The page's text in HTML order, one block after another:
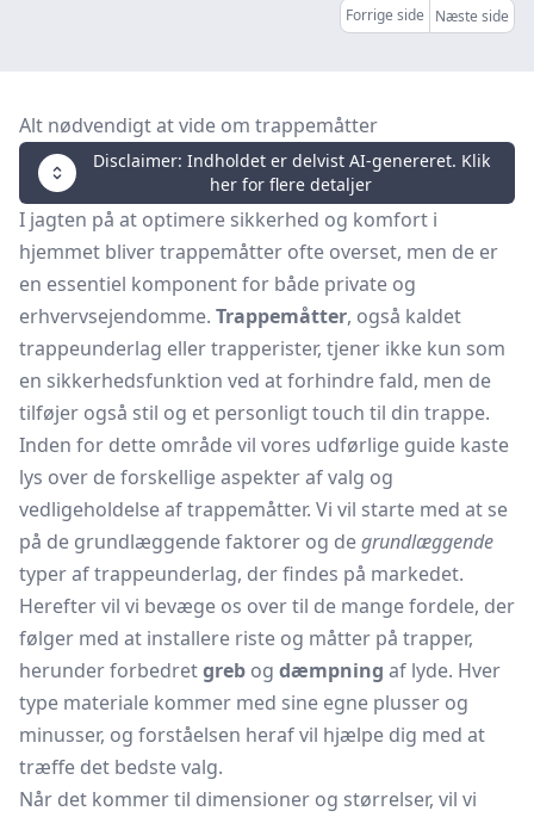
Forrige side Næste side
Alt nødvendigt at vide om trappemåtter
Disclaimer: Indholdet er delvist AI-genereret. Klik
her for flere detaljer
I jagten på at optimere sikkerhed og komfort i
hjemmet bliver trappemåtter ofte overset, men de er
en essentiel komponent for både private og
erhvervsejendomme. Trappemåtter, også kaldet
trappeunderlag eller trapperister, tjener ikke kun som
en sikkerhedsfunktion ved at forhindre fald, men de
tilføjer også stil og et personligt touch til din trappe.
Inden for dette område vil vores udførlige guide kaste
lys over de forskellige aspekter af valg og
vedligeholdelse af trappemåtter. Vi vil starte med at se
på de grundlæggende faktorer og degrundlæggende
typer af trappeunderlag, der findes på markedet.
Herefter vil vi bevæge os over til de mange fordele, der
følger med at installere riste og måtter på trapper,
herunder forbedretgreb og dæmpning af lyde. Hver
type materiale kommer med sine egne plusser og
minusser, og forståelsen heraf vil hjælpe dig med at
træffe det bedste valg.
Når det kommer til dimensioner og størrelser, vil vi